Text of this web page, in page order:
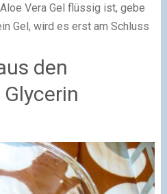
Vera Gel flüssig ist, gebe
Gel, wird es erst am Schluss
den